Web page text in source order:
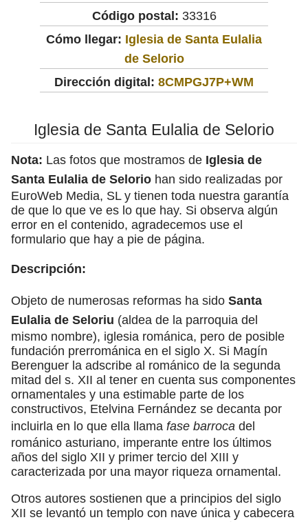
Código postal: 33316
Cómo llegar: Iglesia de Santa Eulalia
de Selorio
Dirección digital: 8CMPGJ7P+WM
Iglesia de Santa Eulalia de Selorio
Nota: Las fotos que mostramos de Iglesia de
Santa Eulalia de Selorio han sido realizadas por
EuroWeb Media, SL y tienen toda nuestra garantía
de que lo que ve es lo que hay. Si observa algún
error en el contenido, agradecemos use el
formulario que hay a pie de página.
Descripción:
Objeto de numerosas reformas ha sido Santa
Eulalia de Seloriu (aldea de la parroquia del
mismo nombre), iglesia románica, pero de posible
fundación prerrománica en el siglo X. Si Magín
Berenguer la adscribe al románico de la segunda
mitad del s. XII al tener en cuenta sus componentes
ornamentales y una estimable parte de los
constructivos, Etelvina Fernández se decanta por
incluirla en lo que ella llama fase barroca del
románico asturiano, imperante entre los últimos
años del siglo XII y primer tercio del XIII y
caracterizada por una mayor riqueza ornamental.
Otros autores sostienen que a principios del siglo
XII se levantó un templo con nave única y cabecera